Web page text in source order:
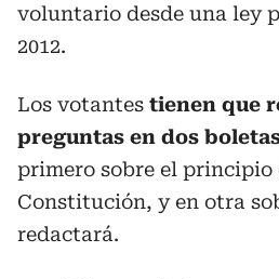
voluntario desde una ley
2012.
Los votantes tienen que
preguntas en dos
primero sobre el principio
Constitución, y en otra
redactará.